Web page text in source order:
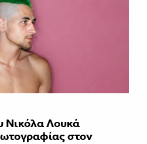
Νικόλα Λουκά
στον